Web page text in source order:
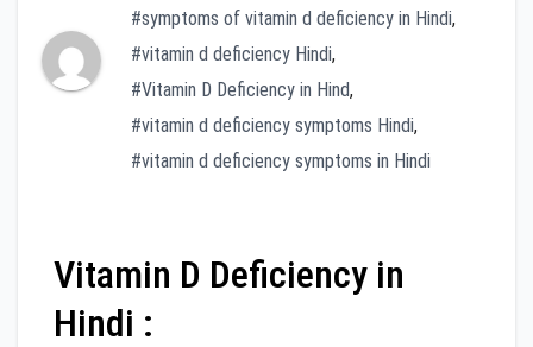
#symptoms of vitamin d deficiency in Hindi,
#vitamin d deficiency Hindi,
#Vitamin D Deficiency in Hind,
#vitamin d deficiency symptoms Hindi,
#vitamin d deficiency symptoms in Hindi
Vitamin D Deficiency in
Hindi :